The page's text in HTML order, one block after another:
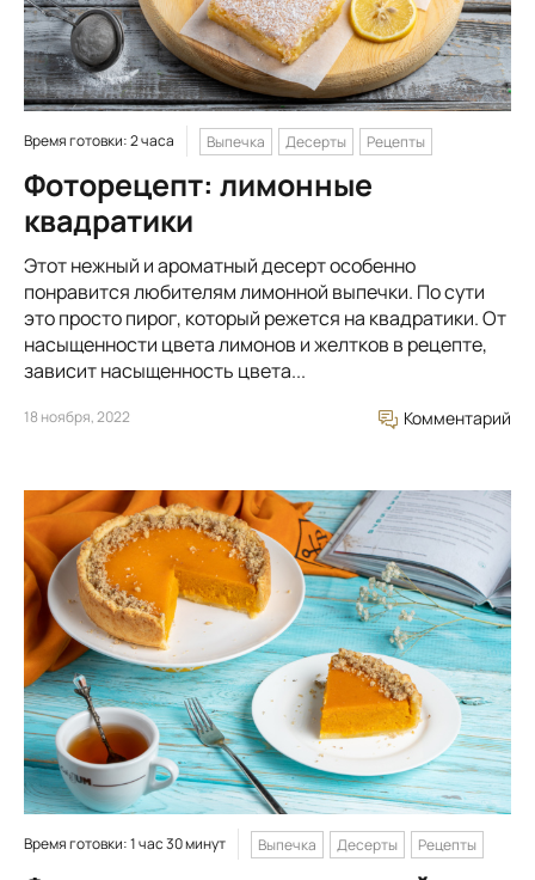
Время готовки: 2 часа Выпечка Десерты Рецепты
Фоторецепт: лимонные
квадратики
Этот нежный и ароматный десерт особенно
понравится любителям лимонной выпечки. По сути
это просто пирог, который режется на квадратики. От
насыщенности цвета лимонов и желтков в рецепте,
зависит насыщенность цвета...
18 ноября, 2022 Комментарий
Время готовки: 1 час 30 минут Выпечка Десерты Рецепты